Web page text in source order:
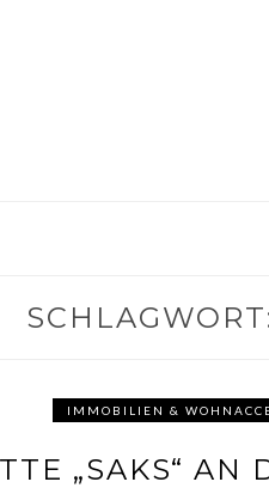
IMMOBILIEN &
„SAKS“ AN